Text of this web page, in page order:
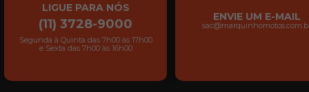
LIGUE PARA NÓS
(11) 3728-9000
Segunda à Quinta das 7h00 às 17h00
e Sexta das 7h00 às 16h00
ENVIE UM E-MAIL